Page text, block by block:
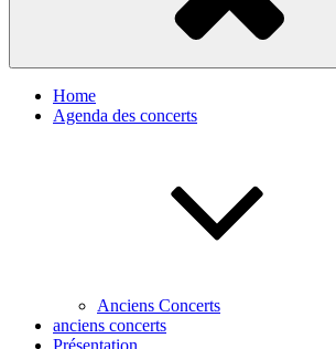
Home
Agenda des concerts
Anciens Concerts
anciens concerts
Présentation